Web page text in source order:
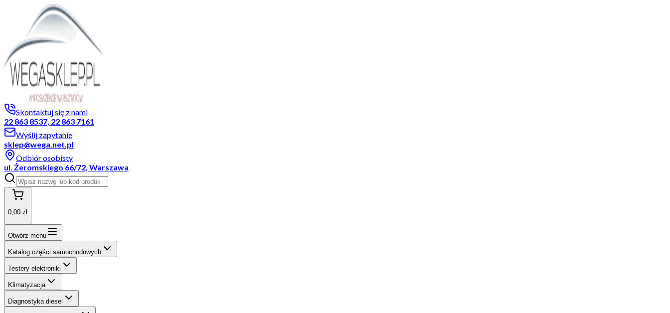
Skontaktuj się z nami
22 863 8537, 22 863 7161
Wyślij zapytanie
sklep@wega.net.pl
Odbiór osobisty
ul. Żeromskiego 66/72, Warszawa
0,00 zł
Otwórz menu
Katalog części samochodowych
Testery elektroniki
Klimatyzacja
Diagnostyka diesel